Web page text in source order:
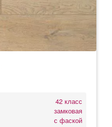
42 класс
замковая
с фаской